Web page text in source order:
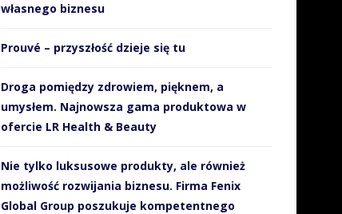
własnego biznesu
Prouvé – przyszłość dzieje się tu
Droga pomiędzy zdrowiem, pięknem, a
umysłem. Najnowsza gama produktowa w
ofercie LR Health & Beauty
Nie tylko luksusowe produkty, ale również
możliwość rozwijania biznesu. Firma Fenix
Global Group poszukuje kompetentnego